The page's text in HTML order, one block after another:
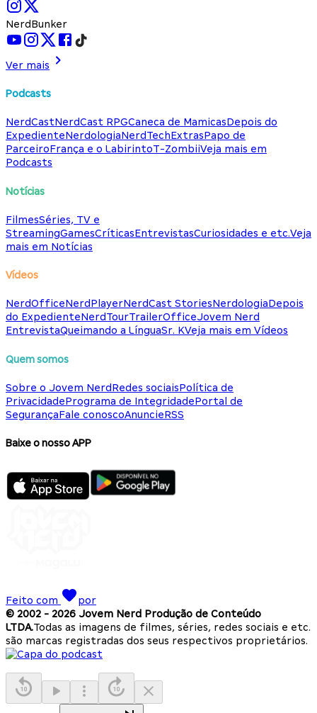
NerdBunker
Ver mais
Podcasts
NerdCastNerdCast RPGCaneca de MamicasDepois do
ExpedienteNerdologiaNerdTechExtrasPapo de
ParceiroFrança e o LabirintoT-ZombiiVeja mais em
Podcasts
Notícias
FilmesSéries, TV e
StreamingGamesCríticasEntrevistasCuriosidades e etc.Veja
mais em Notícias
Vídeos
NerdOfficeNerdPlayerNerdCast StoriesNerdologiaDepois
do ExpedienteNerdTourTrailerOfficeJovem Nerd
EntrevistaQueimando a LínguaSr. KVeja mais em Vídeos
Quem somos
Sobre o Jovem NerdRedes sociaisPolítica de
PrivacidadePrograma de IntegridadePortal de
SegurançaFale conoscoAnuncieRSS
Baixe o nosso APP
Feito com
por
© 2002 - 2026 Jovem Nerd Produção de Conteúdo
LTDA.Todas as imagens de filmes, séries, redes sociais e etc.
são marcas registradas dos seus respectivos proprietários.